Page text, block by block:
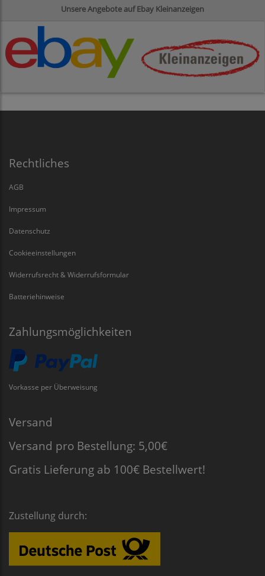
Unsere Angebote auf Ebay Kleinanzeigen
Rechtliches
AGB
Impressum
Datenschutz
Cookieeinstellungen
Widerrufsrecht & Widerrufsformular
Batteriehinweise
Zahlungsmöglichkeiten
Vorkasse per Überweisung
Versand
Versand pro Bestellung: 5,00€
Gratis Lieferung ab 100€ Bestellwert!
Zustellung durch: